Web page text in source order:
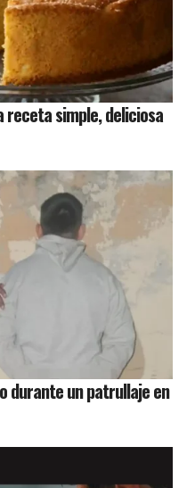
simple, deliciosa
durante un patrullaje en